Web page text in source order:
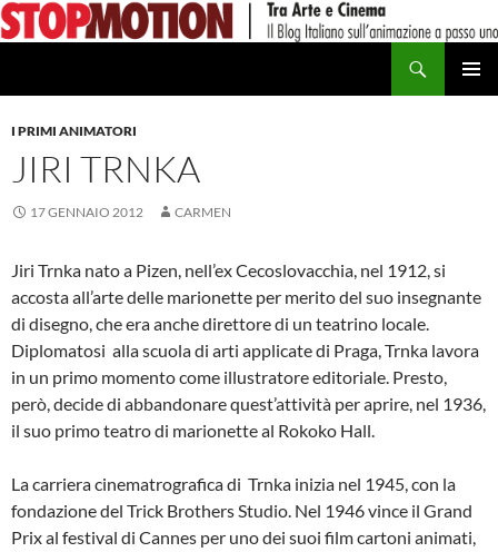
Vai
al
I PRIMI ANIMATORI
JIRI TRNKA
17 GENNAIO 2012 CARMEN
Jiri Trnka nato a Pizen, nell’ex Cecoslovacchia, nel 1912, si
accosta all’arte delle marionette per merito del suo insegnante
di disegno, che era anche direttore di un teatrino locale.
Diplomatosi alla scuola di arti applicate di Praga, Trnka lavora
in un primo momento come illustratore editoriale. Presto,
però, decide di abbandonare quest’attività per aprire, nel 1936,
il suo primo teatro di marionette al Rokoko Hall.
La carriera cinematrografica di Trnka inizia nel 1945, con la
fondazione del Trick Brothers Studio. Nel 1946 vince il Grand
Prix al festival di Cannes per uno dei suoi film cartoni animati,